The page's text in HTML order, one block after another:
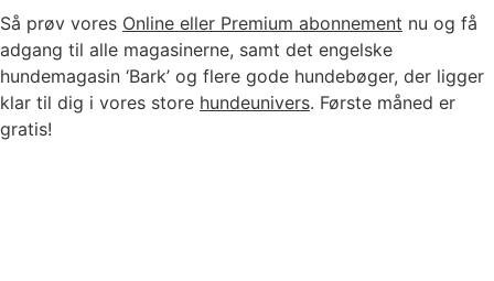
Så prøv vores Online eller Premium abonnement nu og få
adgang til alle magasinerne, samt det engelske
hundemagasin ‘Bark’ og flere gode hundebøger, der ligger
klar til dig i vores store hundeunivers. Første måned er
gratis!